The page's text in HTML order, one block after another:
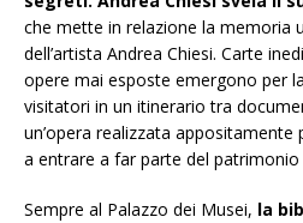
che mette in relazione la memoria
dell’artista Andrea Chiesi. Carte
opere mai esposte emergono per
visitatori in un itinerario tra
un’opera realizzata appositamente
a entrare a far parte del patrimonio
Sempre al Palazzo dei Musei, la